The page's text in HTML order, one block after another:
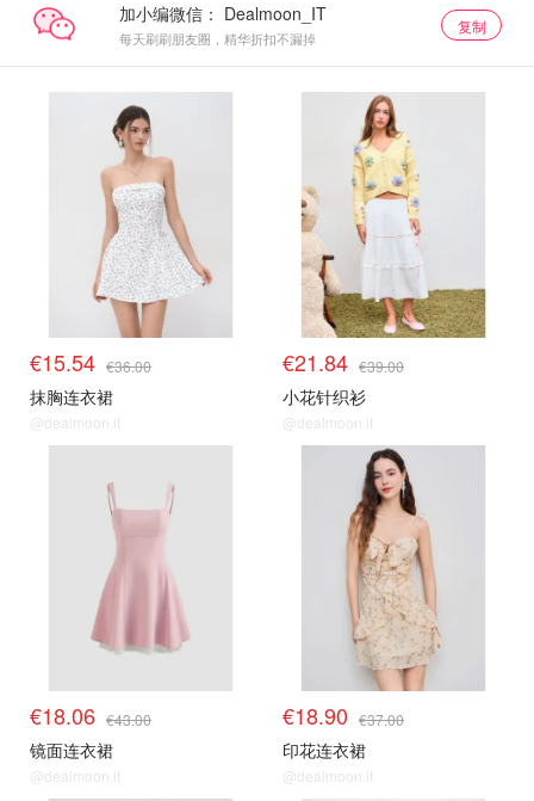
加小编微信：
每天刷刷朋友圈，精华折扣不漏掉
复制
€15.54 €36.00
抹胸连衣裙
@dealmoon.it
€21.84 €39.00
小花针织衫
@dealmoon.it
€18.06 €43.00
镜面连衣裙
@dealmoon.it
€18.90 €37.00
印花连衣裙
@dealmoon.it